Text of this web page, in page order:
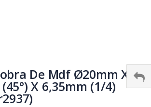
De Mdf Ø20mm X
X 6,35mm (1/4)